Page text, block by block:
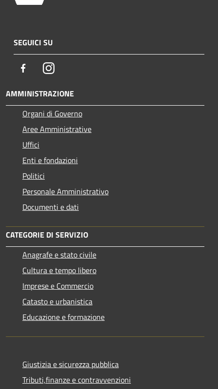
SEGUICI SU
FacebookInstagram
AMMINISTRAZIONE
Organi di Governo
Aree Amministrative
Uffici
Enti e fondazioni
Politici
Personale Amministrativo
Documenti e dati
CATEGORIE DI SERVIZIO
Anagrafe e stato civile
Cultura e tempo libero
Imprese e Commercio
Catasto e urbanistica
Educazione e formazione
Giustizia e sicurezza pubblica
Tributi,finanze e contravvenzioni